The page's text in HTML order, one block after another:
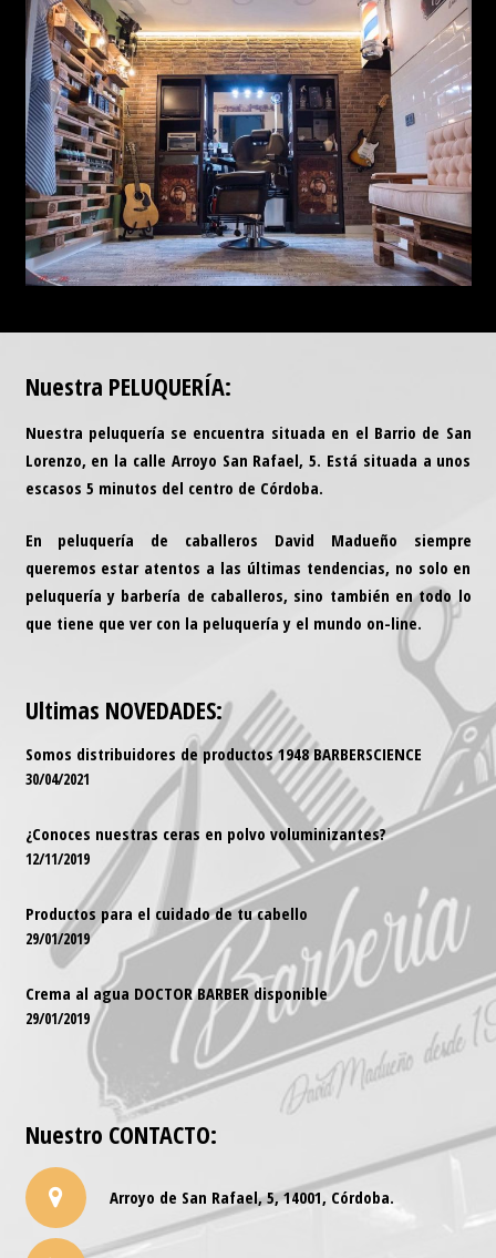
Nuestra PELUQUERÍA:
Nuestra peluquería se encuentra situada en el Barrio de San
Lorenzo, en la calle Arroyo San Rafael, 5. Está situada a unos
escasos 5 minutos del centro de Córdoba.
En peluquería de caballeros David Madueño siempre
queremos estar atentos a las últimas tendencias, no solo en
peluquería y barbería de caballeros, sino también en todo lo
que tiene que ver con la peluquería y el mundo on-line.
Ultimas NOVEDADES:
Somos distribuidores de productos 1948 BARBERSCIENCE
30/04/2021
¿Conoces nuestras ceras en polvo voluminizantes?
12/11/2019
Productos para el cuidado de tu cabello
29/01/2019
Crema al agua DOCTOR BARBER disponible
29/01/2019
Nuestro CONTACTO:
Arroyo de San Rafael, 5, 14001, Córdoba.